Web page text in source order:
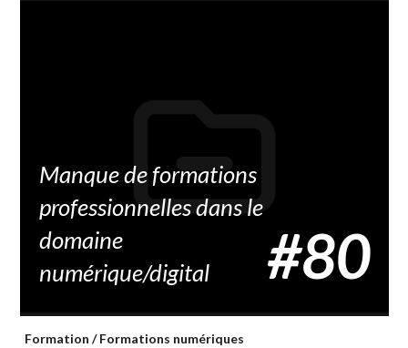
Manque de formations
professionnelles dans le
domaine
numérique/digital
#80
Formation/ Formations numériques